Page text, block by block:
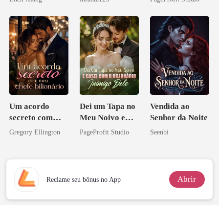
Arrependiment
o
Um acordo
secreto com
meu chefe
Gregory Ellington
Dei um Tapa no
Meu Noivo e
Casei com o
PageProfit Studio
Vendida ao
Senhor da Noite
Seenbi
Reclame seu bônus no App Abrir